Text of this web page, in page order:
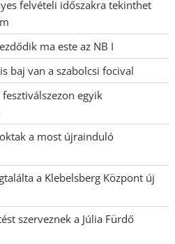
felvételi időszakra tekinthet
ma este az NB I
baj van a szabolcsi focival
egyik
a most újrainduló
a Klebelsberg Központ új
szerveznek a Júlia Fürdő